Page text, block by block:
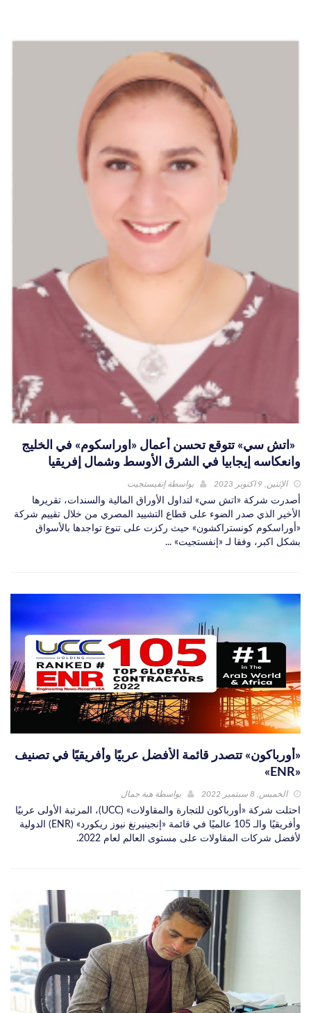
«اتش سي» تتوقع تحسن أعمال «اوراسكوم» في الخليج
وانعكاسه إيجابيا في الشرق الأوسط وشمال إفريقيا
الإثنين, 9 اكتوبر 2023 بواسطةإنفيستجيت
أصدرت شركة «اتش سي» لتداول الأوراق المالية والسندات، تقريرها
الأخير الذي صدر الضوء على قطاع التشييد المصري من خلال تقييم شركة
«أوراسكوم كونستراكشون» حيث ركزت على تنوع تواجدها بالأسواق
بشكل اكبر، وفقا لـ «إنفستجيت» ...
«أورباكون» تتصدر قائمة الأفضل عربيًا وأفريقيًا في تصنيف
«ENR»
الخميس, 8 سبتمبر 2022 بواسطة هبة جمال
احتلت شركة «أورباكون للتجارة والمقاولات» (UCC)، المرتبة الأولى عربيًا
وأفريقيًا والـ 105 عالميًا في قائمة «إنجينيرنغ نيوز ريكورد» (ENR) الدولية
لأفضل شركات المقاولات على مستوى العالم لعام 2022.